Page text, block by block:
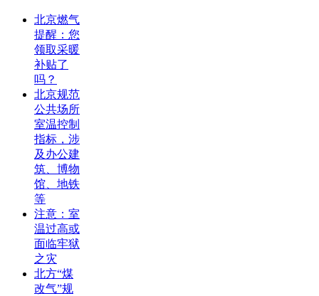
北京燃气
提醒：您
领取采暖
补贴了
吗？
北京规范
公共场所
室温控制
指标，涉
及办公建
筑、博物
馆、地铁
等
注意：室
温过高或
面临牢狱
之灾
北方“煤
改气”规